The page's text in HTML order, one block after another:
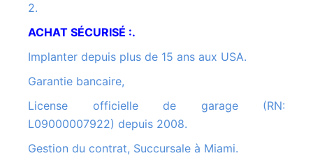
2.
ACHAT SÉCURISÉ :.
Implanter depuis plus de 15 ans aux USA.
Garantie bancaire,
License officielle de garage (RN:
L09000007922) depuis 2008.
Gestion du contrat, Succursale à Miami.